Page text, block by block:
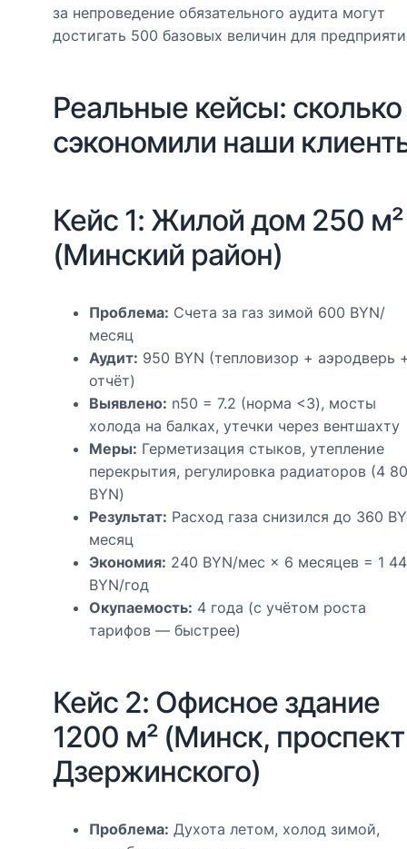
за непроведение обязательного аудита могут
достигать 500 базовых величин для
Реальные кейсы: сколько
сэкономили наши
Кейс 1: Жилой дом 250 м²
(Минский район)
Проблема: Счета за газ зимой 600 BYN/
месяц
Аудит: 950 BYN (тепловизор + аэродверь
отчёт)
Выявлено: n50 = 7.2 (норма <3), мосты
холода на балках, утечки через вентшахту
Меры: Герметизация стыков, утепление
перекрытия, регулировка радиаторов (4
BYN)
Результат: Расход газа снизился до 360
месяц
Экономия: 240 BYN/мес × 6 месяцев = 1
BYN/год
Окупаемость: 4 года (с учётом роста
тарифов — быстрее)
Кейс 2: Офисное здание
1200 м² (Минск, проспект
Дзержинского)
Проблема: Духота летом, холод зимой,